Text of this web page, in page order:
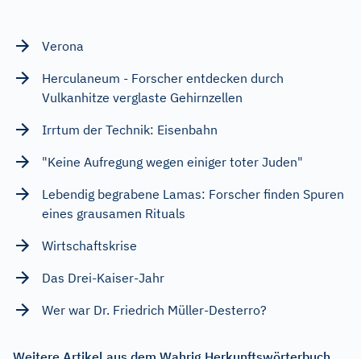
Verona
Herculaneum - Forscher entdecken durch
Vulkanhitze verglaste Gehirnzellen
Irrtum der Technik: Eisenbahn
"Keine Aufregung wegen einiger toter Juden"
Lebendig begrabene Lamas: Forscher finden Spuren
eines grausamen Rituals
Wirtschaftskrise
Das Drei-Kaiser-Jahr
Wer war Dr. Friedrich Müller-Desterro?